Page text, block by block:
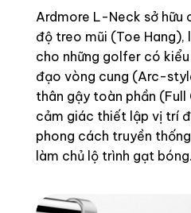
Ardmore L-Neck sở hữu
độ treo mũi (Toe Hang),
cho những golfer có
đạo vòng cung (Arc-
thân gậy toàn phần
cảm giác thiết lập vị trí
phong cách truyền
làm chủ lộ trình gạt bóng.